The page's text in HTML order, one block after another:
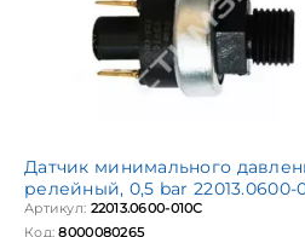
Датчик минимального
релейный, 0,5 bar 22013.0600-
Артикул: 22013.0600-010С
Код:8000080265